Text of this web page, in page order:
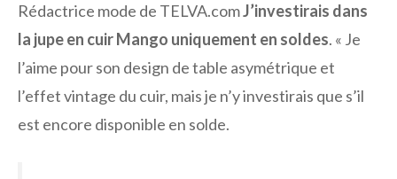
Rédactrice mode de TELVA.comJ’investirais dans
la jupe en cuir Mango uniquement en soldes. « Je
l’aime pour son design de table asymétrique et
l’effet vintage du cuir, mais je n’y investirais que s’il
est encore disponible en solde.